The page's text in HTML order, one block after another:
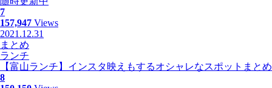
7
157,947 Views
2021.12.31
まとめ
ランチ
【富山ランチ】インスタ映えもするオシャレなスポットまとめ
8